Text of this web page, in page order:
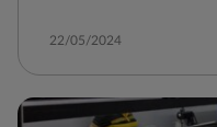
22/05/2024